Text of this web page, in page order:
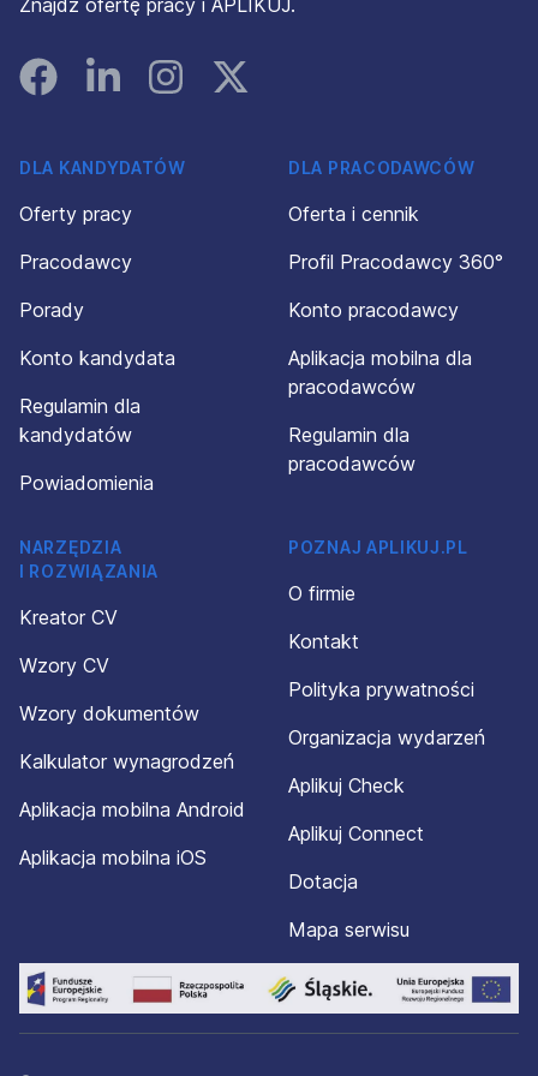
Znajdź ofertę pracy i APLIKUJ.
FacebookLinked InInstagramInstagram
DLA KANDYDATÓW
Oferty pracy
Pracodawcy
Porady
Konto kandydata
Regulamin dla
kandydatów
Powiadomienia
DLA PRACODAWCÓW
Oferta i cennik
Profil Pracodawcy 360°
Konto pracodawcy
Aplikacja mobilna dla
pracodawców
Regulamin dla
pracodawców
NARZĘDZIA
I ROZWIĄZANIA
Kreator CV
Wzory CV
Wzory dokumentów
Kalkulator wynagrodzeń
Aplikacja mobilna Android
Aplikacja mobilna iOS
POZNAJ APLIKUJ.PL
O firmie
Kontakt
Polityka prywatności
Organizacja wydarzeń
Aplikuj Check
Aplikuj Connect
Dotacja
Mapa serwisu